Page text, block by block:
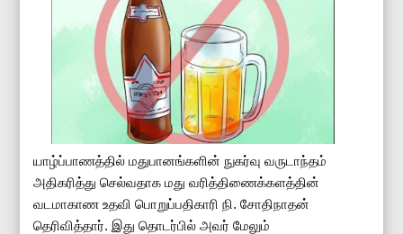
யாழ்ப்பாணத்தில் மதுபானங்களின் நுகர்வு வருடாந்தம்
அதிகரித்து செல்வதாக மது வரித்திணைக்களத்தின்
வடமாகாண உதவி பொறுப்பதிகாரி நி. சோதிநாதன்
தெரிவித்தார். இது தொடர்பில் அவர் மேலும்